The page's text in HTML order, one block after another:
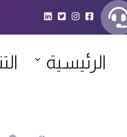
الرئيسية